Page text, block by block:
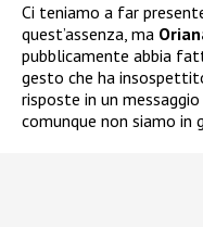
Ci teniamo a far
quest’assenza, ma
pubblicamente abbia
gesto che ha
risposte in un
comunque non siamo in